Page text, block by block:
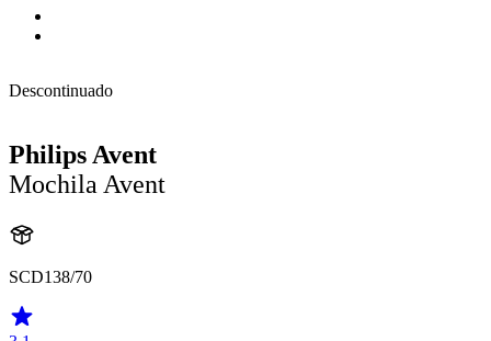
Descontinuado
Philips Avent
Mochila Avent
SCD138/70